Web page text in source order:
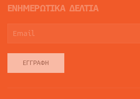
ΕΝΗΜΕΡΩΤΙΚΑ ΔΕΛΤΙΑ
ΕΓΓΡΑΦΉ